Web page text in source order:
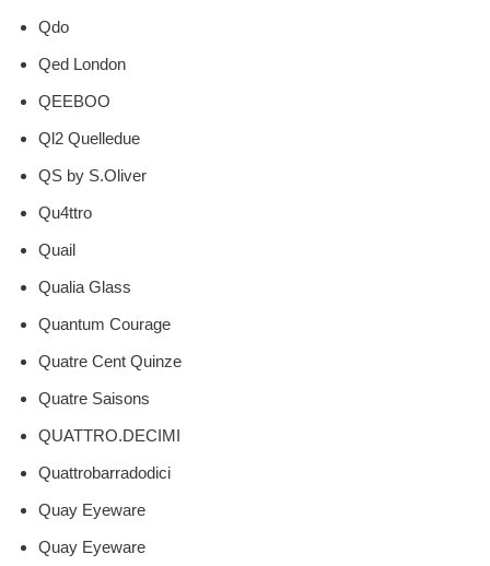
Qdo
Qed London
QEEBOO
Ql2 Quelledue
QS by S.Oliver
Qu4ttro
Quail
Qualia Glass
Quantum Courage
Quatre Cent Quinze
Quatre Saisons
QUATTRO.DECIMI
Quattrobarradodici
Quay Eyeware
Quay Eyeware